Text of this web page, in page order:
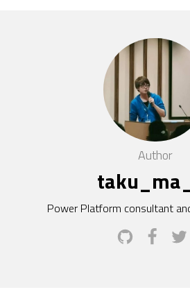
Author
Power Platform consultant